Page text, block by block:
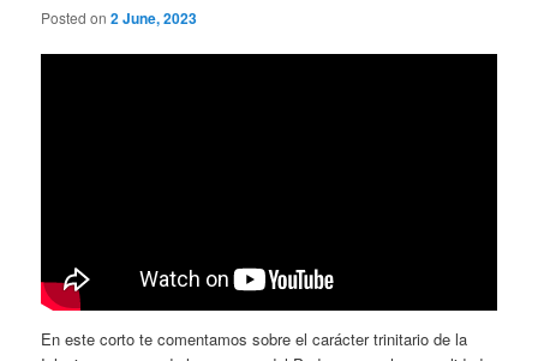
Posted on2 June, 2023
En este corto te comentamos sobre el carácter trinitario de la